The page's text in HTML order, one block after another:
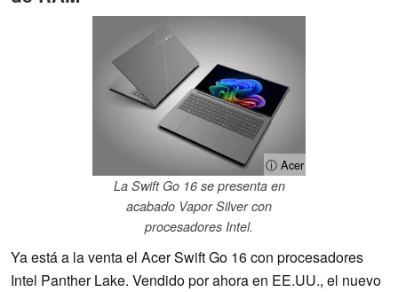
ⓘ Acer
La Swift Go 16 se presenta en
acabado Vapor Silver con
procesadores Intel.
Ya está a la venta el Acer Swift Go 16 con procesadores
Intel Panther Lake. Vendido por ahora en EE.UU., el nuevo